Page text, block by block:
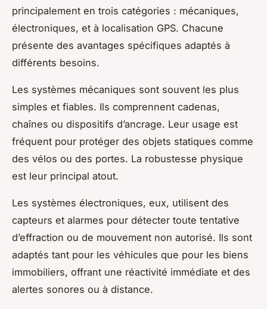
principalement en trois catégories : mécaniques,
électroniques, et à localisation GPS. Chacune
présente des avantages spécifiques adaptés à
différents besoins.
Les systèmes mécaniques sont souvent les plus
simples et fiables. Ils comprennent cadenas,
chaînes ou dispositifs d’ancrage. Leur usage est
fréquent pour protéger des objets statiques comme
des vélos ou des portes. La robustesse physique
est leur principal atout.
Les systèmes électroniques, eux, utilisent des
capteurs et alarmes pour détecter toute tentative
d’effraction ou de mouvement non autorisé. Ils sont
adaptés tant pour les véhicules que pour les biens
immobiliers, offrant une réactivité immédiate et des
alertes sonores ou à distance.